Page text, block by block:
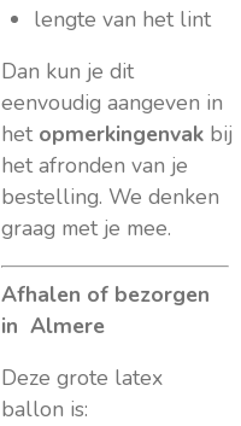
lengte van het lint
Dan kun je dit
eenvoudig aangeven in
het opmerkingenvak bij
het afronden van je
bestelling. We denken
graag met je mee.
Afhalen of bezorgen
in Almere
Deze grote latex
ballon is: